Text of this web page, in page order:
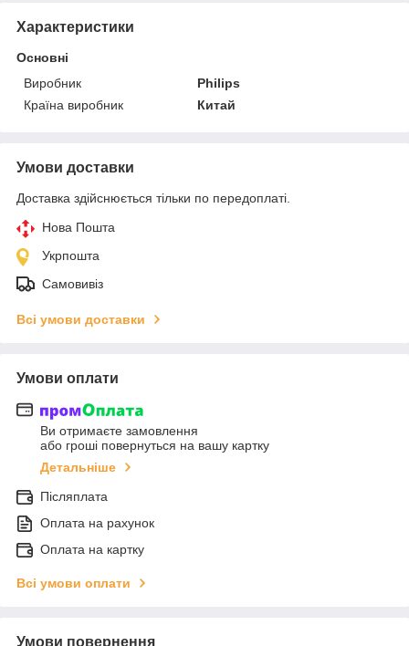
Характеристики
Основні
Виробник
Philips
Країна виробник
Китай
Умови доставки
Доставка здійснюється тільки по передоплаті.
Нова Пошта
Укрпошта
Самовивіз
Всі умови доставки
Умови оплати
Ви отримаєте замовлення
або гроші повернуться на вашу картку
Детальніше
Післяплата
Оплата на рахунок
Оплата на картку
Всі умови оплати
Умови повернення